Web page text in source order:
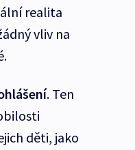
realita
vliv na
. Ten
děti, jako